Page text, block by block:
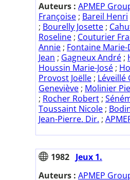
Auteurs : APMEP
Françoise ; Bareil Henri
; Bourelly Josette ;
Roseline ; Couturier
Annie ; Fontaine
Jean ; Gagneux André ;
Houssin Marie-José ;
Provost Joëlle ; Léveillé
Geneviève ; Molinier
; Rocher Robert ;
Toussaint Nicole ;
Jean-Pierre. Dir. ;
1982 Jeux 1.
Auteurs : APMEP